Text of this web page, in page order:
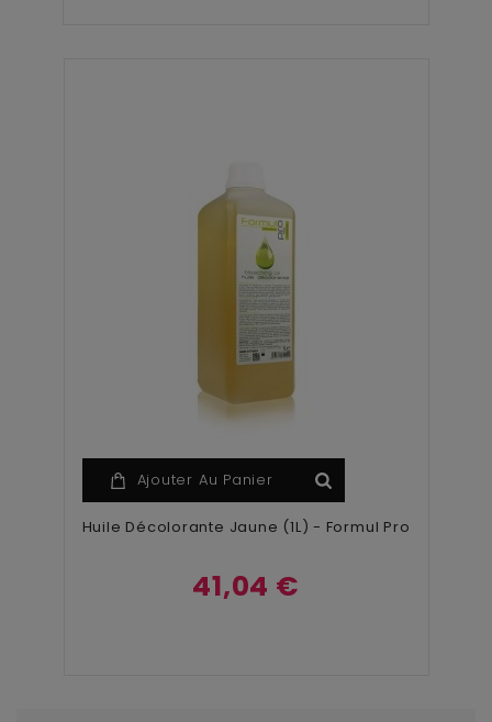
Ajouter Au Panier
Huile Décolorante Jaune (1L) - Formul Pro
41,04 €